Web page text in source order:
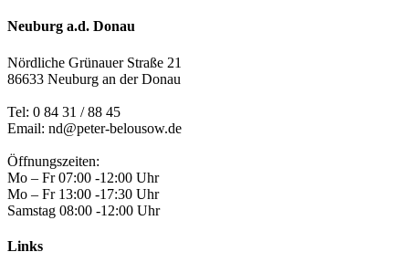
Neuburg a.d. Donau
Nördliche Grünauer Straße 21
86633 Neuburg an der Donau
Tel: 0 84 31 / 88 45
Email: nd@peter-belousow.de
Öffnungszeiten:
Mo – Fr 07:00 -12:00 Uhr
Mo – Fr 13:00 -17:30 Uhr
Samstag 08:00 -12:00 Uhr
Links